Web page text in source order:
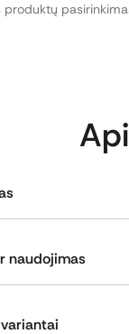
produktų
naudojimas